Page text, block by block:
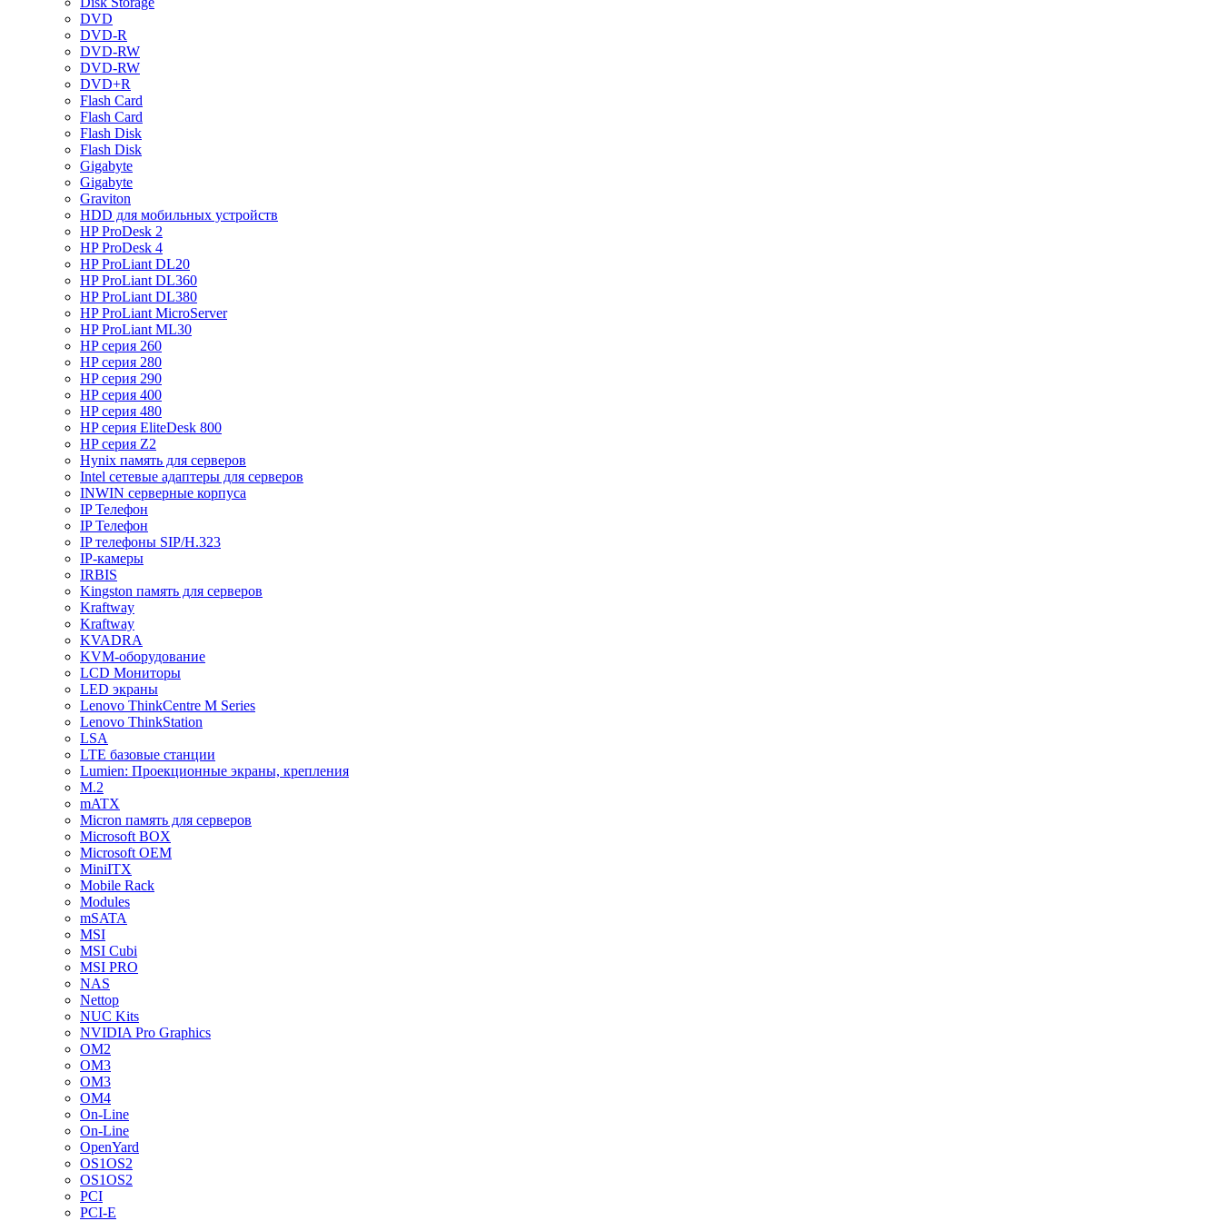
DVD
DVD-R
DVD-RW
DVD-RW
DVD+R
Flash Card
Flash Card
Flash Disk
Flash Disk
Gigabyte
Gigabyte
Graviton
HDD для мобильных устройств
HP ProDesk 2
HP ProDesk 4
HP ProLiant DL20
HP ProLiant DL360
HP ProLiant DL380
HP ProLiant MicroServer
HP ProLiant ML30
HP серия 260
HP серия 280
HP серия 290
HP серия 400
HP серия 480
HP серия EliteDesk 800
HP серия Z2
Hynix память для серверов
Intel сетевые адаптеры для серверов
INWIN серверные корпуса
IP Телефон
IP Телефон
IP телефоны SIP/H.323
IP-камеры
IRBIS
Kingston память для серверов
Kraftway
Kraftway
KVADRA
KVM-оборудование
LCD Мониторы
LED экраны
Lenovo ThinkCentre M Series
Lenovo ThinkStation
LSA
LTE базовые станции
Lumien: Проекционные экраны, крепления
M.2
mATX
Micron память для серверов
Microsoft BOX
Microsoft OEM
MiniITX
Mobile Rack
Modules
mSATA
MSI
MSI Cubi
MSI PRO
NAS
Nettop
NUC Kits
NVIDIA Pro Graphics
OM2
OM3
OM3
OM4
On-Line
On-Line
OpenYard
OS1OS2
OS1OS2
PCI
PCI-E